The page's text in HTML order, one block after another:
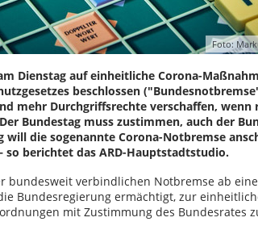
Foto:
Dienstag auf einheitliche Corona-
beschlossen
mehr Durchgriffsrechte verschaffen, wenn
Bundestag muss zustimmen, auch der
will die sogenannte Corona-Notbremse
so berichtet das ARD-Hauptstadtstudio.
verbindlichen Notbremse ab
Bundesregierung ermächtigt, zur
mit Zustimmung des Bundesrates